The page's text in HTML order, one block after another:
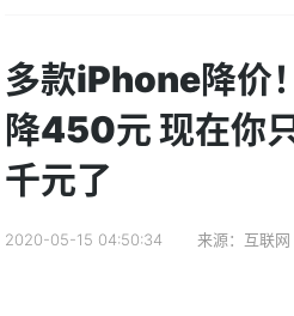
多款iPhone降价
降450元 现在你
千元了
2020-05-15 04:50:34 来源：互联网